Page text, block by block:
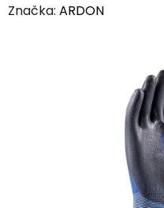
hodnotenie
Značka: ARDON